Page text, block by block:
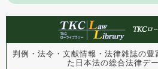
判例・法令・文献情報・法律雑誌の豊
た 日本法の総合法律デ